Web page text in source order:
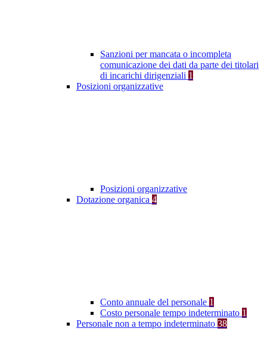
Sanzioni per mancata o incompleta
comunicazione dei dati da parte dei titolari
di incarichi dirigenziali 1
Posizioni organizzative
Posizioni organizzative
Dotazione organica 4
Conto annuale del personale 1
Costo personale tempo indeterminato 1
Personale non a tempo indeterminato 38